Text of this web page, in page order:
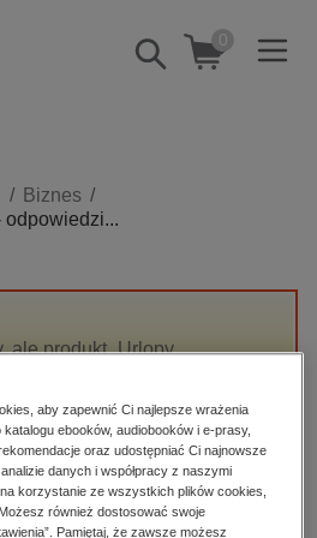
Pokaż/schowaj
wyszukiwarkę
0
wnętrz
technologie, informatyka
Biznes
odpowiedzi...
ale produkt „Urlopy
aby zapewnić Ci najlepsze wrażenia
ebooków, audiobooków i e-prasy,
oraz udostępniać Ci najnowsze
danych i współpracy z naszymi
korzystanie ze wszystkich plików cookies,
również dostosować swoje
Pamiętaj, że zawsze możesz